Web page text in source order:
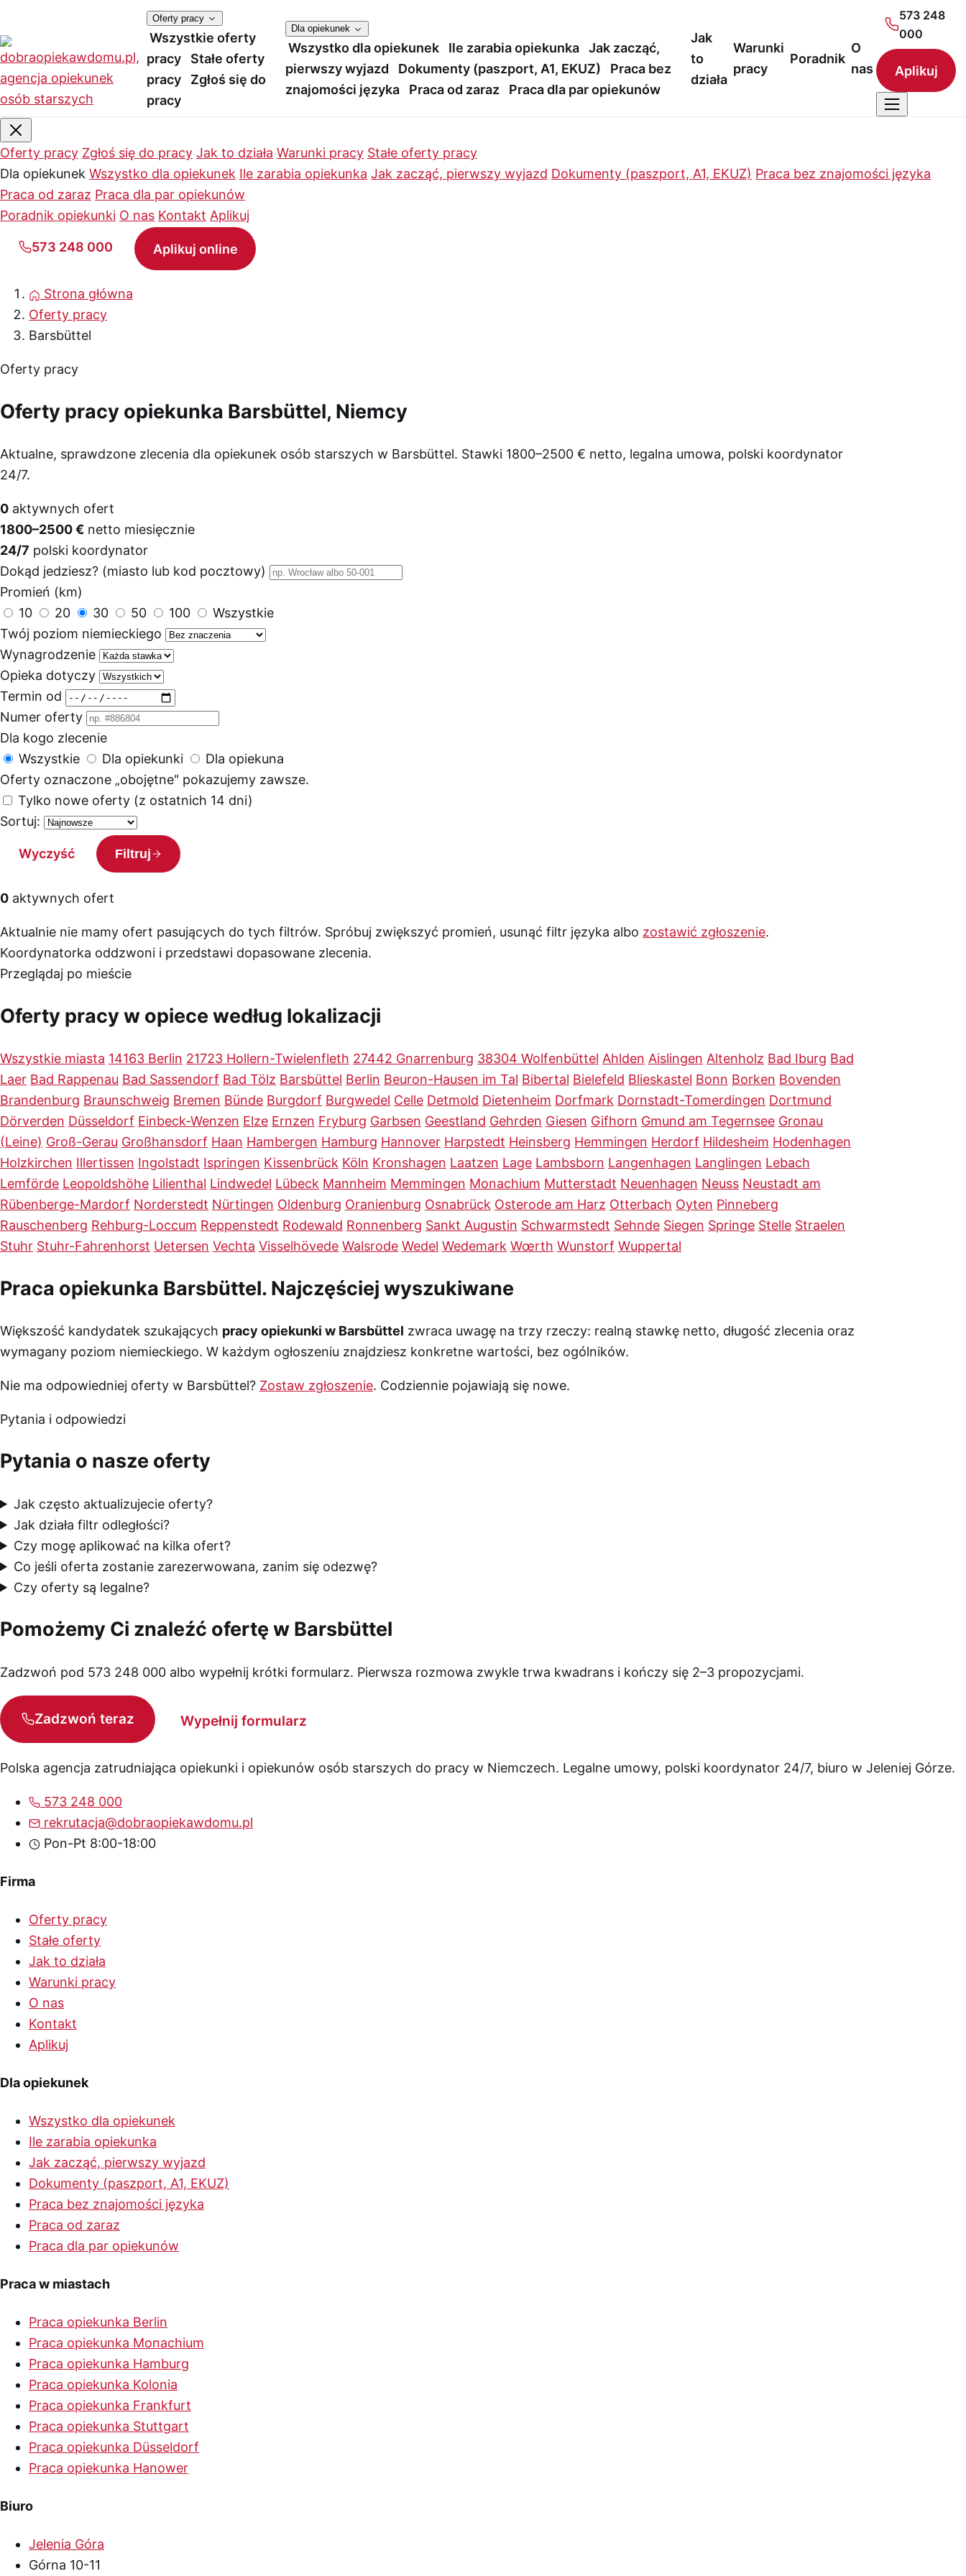
Oferty pracy
Wszystkie oferty
pracy
Stałe oferty
pracy
Zgłoś się do
pracy
Dla opiekunek
Wszystko dla opiekunek Ile zarabia opiekunka
Jak zacząć,
pierwszy wyjazd
Dokumenty (paszport, A1, EKUZ)
Praca bez
znajomości języka
Praca od zaraz Praca dla par opiekunów
Jak
to
działa
Warunki
pracy
Poradnik
O
nas
573 248
000
Aplikuj
Oferty pracy Zgłoś się do pracy Jak to działa Warunki pracy Stałe oferty pracy
Dla opiekunek Wszystko dla opiekunek Ile zarabia opiekunka Jak zacząć, pierwszy wyjazd Dokumenty (paszport, A1, EKUZ) Praca bez znajomości języka
Praca od zaraz Praca dla par opiekunów
Poradnik opiekunki O nas Kontakt Aplikuj
573 248 000 Aplikuj online
Strona główna
Oferty pracy
Barsbüttel
Oferty pracy
Oferty pracy opiekunka Barsbüttel, Niemcy
Aktualne, sprawdzone zlecenia dla opiekunek osób starszych w Barsbüttel. Stawki 1800–2500 € netto, legalna umowa, polski koordynator
24/7.
0 aktywnych ofert
1800–2500 € netto miesięcznie
24/7 polski koordynator
Dokąd jedziesz? (miasto lub kod pocztowy)
Promień (km)
10
20 30 50 100
Wszystkie
Twój poziom niemieckiego
Wynagrodzenie
Opieka dotyczy
Termin od
Numer oferty
Dla kogo zlecenie
Wszystkie
Dla opiekunki
Dla opiekuna
Oferty oznaczone „obojętne" pokazujemy zawsze.
Tylko nowe oferty (z ostatnich 14 dni)
Sortuj:
Wyczyść Filtruj
0 aktywnych ofert
Aktualnie nie mamy ofert pasujących do tych filtrów. Spróbuj zwiększyć promień, usunąć filtr języka albo zostawić zgłoszenie.
Koordynatorka oddzwoni i przedstawi dopasowane zlecenia.
Przeglądaj po mieście
Oferty pracy w opiece według lokalizacji
Wszystkie miasta 14163 Berlin 21723 Hollern-Twielenfleth 27442 Gnarrenburg 38304 Wolfenbüttel Ahlden Aislingen Altenholz Bad Iburg Bad
Laer Bad Rappenau Bad Sassendorf Bad Tölz Barsbüttel Berlin Beuron-Hausen im Tal Bibertal Bielefeld Blieskastel Bonn Borken Bovenden
Brandenburg Braunschweig Bremen Bünde Burgdorf Burgwedel Celle Detmold Dietenheim Dorfmark Dornstadt-Tomerdingen Dortmund
Dörverden Düsseldorf Einbeck-Wenzen Elze Ernzen Fryburg Garbsen Geestland Gehrden Giesen Gifhorn Gmund am Tegernsee Gronau
(Leine) Groß-Gerau Großhansdorf Haan Hambergen Hamburg Hannover Harpstedt Heinsberg Hemmingen Herdorf Hildesheim Hodenhagen
Holzkirchen Illertissen Ingolstadt Ispringen Kissenbrück Köln Kronshagen Laatzen Lage Lambsborn Langenhagen Langlingen Lebach
Lemförde Leopoldshöhe Lilienthal Lindwedel Lübeck Mannheim Memmingen Monachium Mutterstadt Neuenhagen Neuss Neustadt am
Rübenberge-Mardorf Norderstedt Nürtingen Oldenburg Oranienburg Osnabrück Osterode am Harz Otterbach Oyten Pinneberg
Rauschenberg Rehburg-Loccum Reppenstedt Rodewald Ronnenberg Sankt Augustin Schwarmstedt Sehnde Siegen Springe Stelle Straelen
Stuhr Stuhr-Fahrenhorst Uetersen Vechta Visselhövede Walsrode Wedel Wedemark Wœrth Wunstorf Wuppertal
Praca opiekunka Barsbüttel. Najczęściej wyszukiwane
Większość kandydatek szukających pracy opiekunki w Barsbüttel zwraca uwagę na trzy rzeczy: realną stawkę netto, długość zlecenia oraz
wymagany poziom niemieckiego. W każdym ogłoszeniu znajdziesz konkretne wartości, bez ogólników.
Nie ma odpowiedniej oferty w Barsbüttel? Zostaw zgłoszenie. Codziennie pojawiają się nowe.
Pytania i odpowiedzi
Pytania o nasze oferty
Jak często aktualizujecie oferty?
Jak działa filtr odległości?
Czy mogę aplikować na kilka ofert?
Co jeśli oferta zostanie zarezerwowana, zanim się odezwę?
Czy oferty są legalne?
Pomożemy Ci znaleźć ofertę w Barsbüttel
Zadzwoń pod 573 248 000 albo wypełnij krótki formularz. Pierwsza rozmowa zwykle trwa kwadrans i kończy się 2–3 propozycjami.
Zadzwoń teraz Wypełnij formularz
Polska agencja zatrudniająca opiekunki i opiekunów osób starszych do pracy w Niemczech. Legalne umowy, polski koordynator 24/7, biuro w Jeleniej Górze.
573 248 000
rekrutacja@dobraopiekawdomu.pl
Pon-Pt 8:00-18:00
Firma
Oferty pracy
Stałe oferty
Jak to działa
Warunki pracy
O nas
Kontakt
Aplikuj
Dla opiekunek
Wszystko dla opiekunek
Ile zarabia opiekunka
Jak zacząć, pierwszy wyjazd
Dokumenty (paszport, A1, EKUZ)
Praca bez znajomości języka
Praca od zaraz
Praca dla par opiekunów
Praca w miastach
Praca opiekunka Berlin
Praca opiekunka Monachium
Praca opiekunka Hamburg
Praca opiekunka Kolonia
Praca opiekunka Frankfurt
Praca opiekunka Stuttgart
Praca opiekunka Düsseldorf
Praca opiekunka Hanower
Biuro
Jelenia Góra
Górna 10-11